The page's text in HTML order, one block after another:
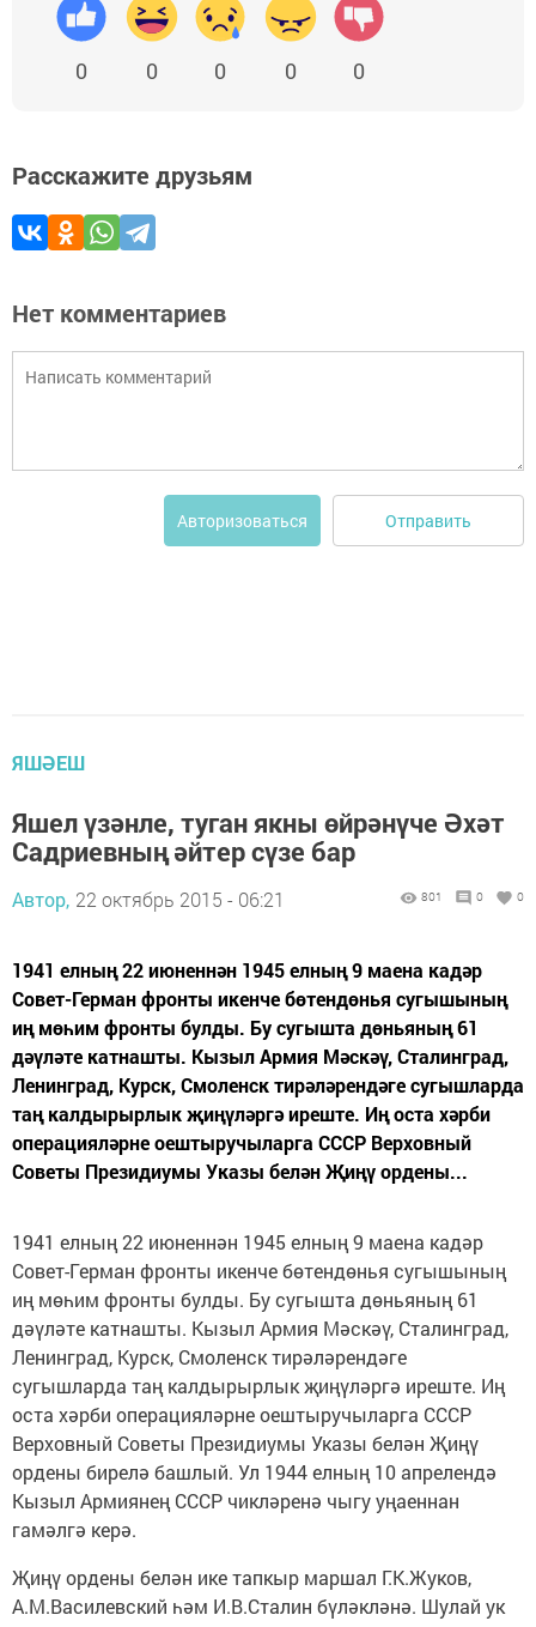
0 0 0 0 0
Расскажите друзьям
Нет комментариев
Авторизоваться Отправить
ЯШӘЕШ
Яшел үзәнле, туган якны өйрәнүче Әхәт
Садриевның әйтер сүзе бар
Автор, 22 октябрь 2015 - 06:21 801 0 0
1941 елның 22 июненнән 1945 елның 9 маена кадәр
Совет-Герман фронты икенче бөтендөнья сугышының
иң мөһим фронты булды. Бу сугышта дөньяның 61
дәүләте катнашты. Кызыл Армия Мәскәү, Сталинград,
Ленинград, Курск, Смоленск тирәләрендәге сугышларда
таң калдырырлык җиңүләргә иреште. Иң оста хәрби
операцияләрне оештыручыларга СССР Верховный
Советы Президиумы Указы белән Җиңү ордены...
1941 елның 22 июненнән 1945 елның 9 маена кадәр
Совет-Герман фронты икенче бөтендөнья сугышының
иң мөһим фронты булды. Бу сугышта дөньяның 61
дәүләте катнашты. Кызыл Армия Мәскәү, Сталинград,
Ленинград, Курск, Смоленск тирәләрендәге
сугышларда таң калдырырлык җиңүләргә иреште. Иң
оста хәрби операцияләрне оештыручыларга СССР
Верховный Советы Президиумы Указы белән Җиңү
ордены бирелә башлый. Ул 1944 елның 10 апрелендә
Кызыл Армиянең СССР чикләренә чыгу уңаеннан
гамәлгә керә.
Җиңү ордены белән ике тапкыр маршал Г.К.Жуков,
А.М.Василевский һәм И.В.Сталин бүләкләнә. Шулай ук